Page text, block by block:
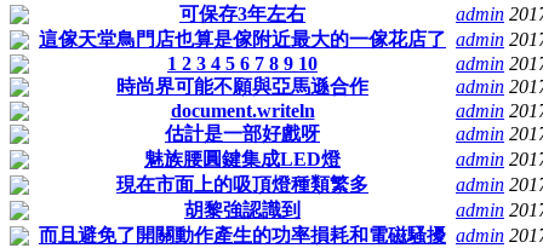
可保存3年左右
admin
這傢天堂鳥門店也算是傢附近最大的一傢花店了 admin
1 2 3 4 5 6 7 8 9 10
admin
時尚界可能不願與亞馬遜合作
admin
document.writeln
admin
估計是一部好戲呀
admin
魅族腰圓鍵集成LED燈
admin
現在市面上的吸頂燈種類繁多
admin
胡黎強認識到
admin
而且避免了開關動作產生的功率損耗和電磁騷擾 admin